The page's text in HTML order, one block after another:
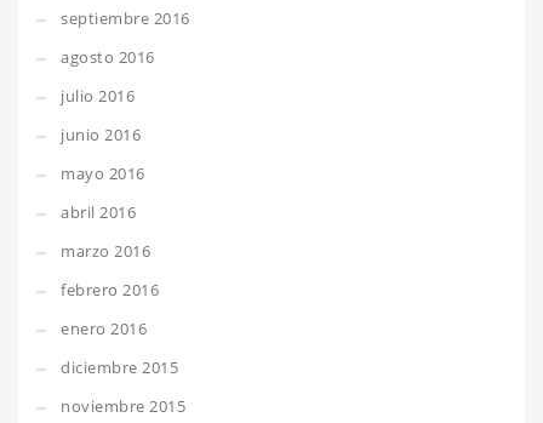
septiembre 2016
agosto 2016
julio 2016
junio 2016
mayo 2016
abril 2016
marzo 2016
febrero 2016
enero 2016
diciembre 2015
noviembre 2015